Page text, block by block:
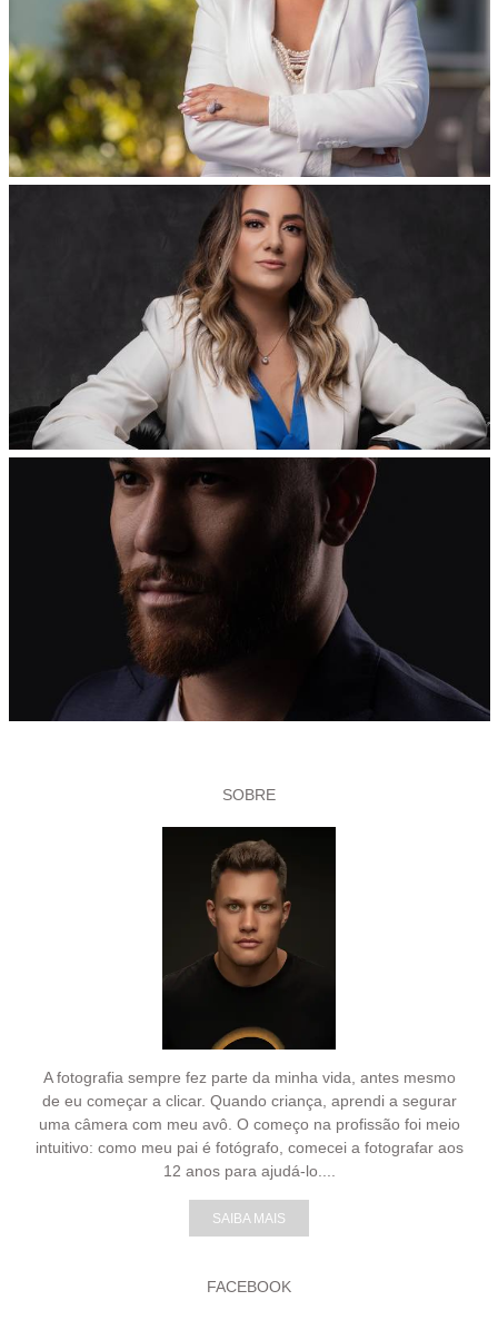
SOBRE
A fotografia sempre fez parte da minha vida, antes mesmo
de eu começar a clicar. Quando criança, aprendi a segurar
uma câmera com meu avô. O começo na profissão foi meio
intuitivo: como meu pai é fotógrafo, comecei a fotografar aos
12 anos para ajudá-lo....
SAIBA MAIS
FACEBOOK